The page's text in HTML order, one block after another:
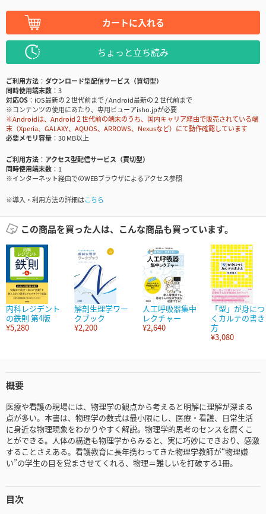
カートに入れる
ちょっと立ち読み
ご利用方法
ダウンロード型配信サービス（買切型）
同時使用端末数
3
対応OS
iOS最新の２世代前まで / Android最新の２世代前まで
※コンテンツの使用にあたり、専用ビューアisho.jpが必要
※Androidは、Android２世代前の端末のうち、国内キャリア経由で販売されている端
末（Xperia、GALAXY、AQUOS、ARROWS、Nexusなど）にて動作確認しています
必要メモリ容量
30 MB以上
ご利用方法
アクセス型配信サービス（買切型）
同時使用端末数
1
※インターネット経由でのWEBブラウザによるアクセス参照
※導入・利用方法の詳細はこちら
この商品を買った人は、こんな商品も買っています。
内科レジデント
の鉄則 第4版
¥5,280
解剖生理学ワー
クブック
¥2,200
人工呼吸器集中
レクチャー
¥2,640
「型」が身につ
くカルテの書き
方
¥3,080
概要
医療や看護の現場には、物理学の観点から考えると明解に理解が深まる
点が多い。本書は、物理学の数式は最小限にし、医療・看護、日常生活
に身近な物理現象をわかりやすく解説。物理学的思考のセンスを磨くこ
とができる。人体の構造も物理学からみると、実に巧妙にできおり、感激
することさえある。看護教育に長年携わってきた物理学教師が“物理嫌
い”の学生の目を覚まさせてくれる、物理＝難しいを打破する1冊。
目次